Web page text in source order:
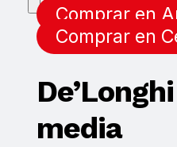
Comprar en
Comprar en
media